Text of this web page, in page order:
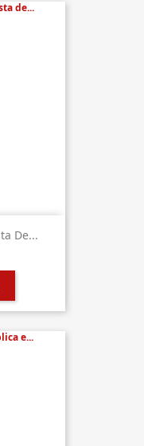
De...